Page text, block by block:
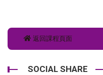
返回課程頁面
SOCIAL SHARE